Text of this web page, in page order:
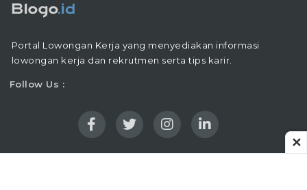
Portal Lowongan Kerja yang menyediakan informasi
lowongan kerja dan rekrutmen serta tips karir.
Follow Us :
✕